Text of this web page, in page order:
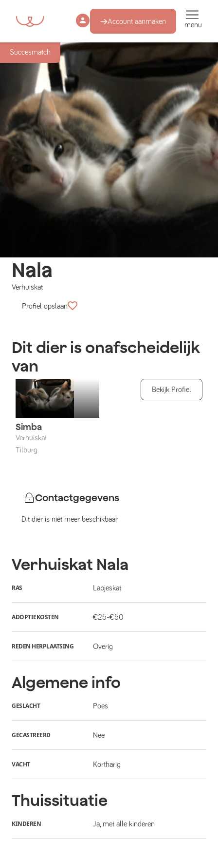
Account aanmaken menu
Succesmatch
Nala
Verhuiskat
Profiel opslaan
Dit dier is onafscheidelijk
van
Simba
Verhuiskat
Tilburg
Bekijk Profiel
Contactgegevens
Dit dier is niet meer beschikbaar
Verhuiskat Nala
RAS Lapjeskat
ADOPTIEKOSTEN €25-€50
REDEN HERPLAATSING Overig
Algemene info
GESLACHT Poes
GECASTREERD Nee
VACHT Kortharig
Thuissituatie
KINDEREN Ja, met alle kinderen